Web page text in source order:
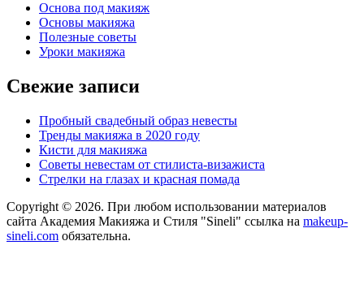
Основа под макияж
Основы макияжа
Полезные советы
Уроки макияжа
Свежие записи
Пробный свадебный образ невесты
Тренды макияжа в 2020 году
Кисти для макияжа
Советы невестам от стилиста-визажиста
Стрелки на глазах и красная помада
Copyright © 2026. При любом использовании материалов
сайта Академия Макияжа и Стиля "Sineli" ссылка на makeup-
sineli.com обязательна.